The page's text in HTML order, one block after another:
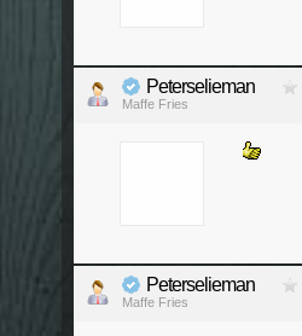
Peterselieman
Maffe Fries
Peterselieman
Maffe Fries